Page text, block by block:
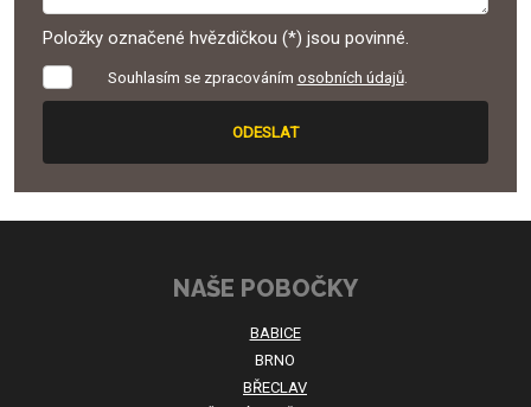
Položky označené hvězdičkou (*) jsou povinné.
Souhlasím
se
údajů.
Souhlasím se zpracováním osobních údajů.
ODESLAT
se
NAŠE POBOČKY
BABICE
BRNO
BŘECLAV